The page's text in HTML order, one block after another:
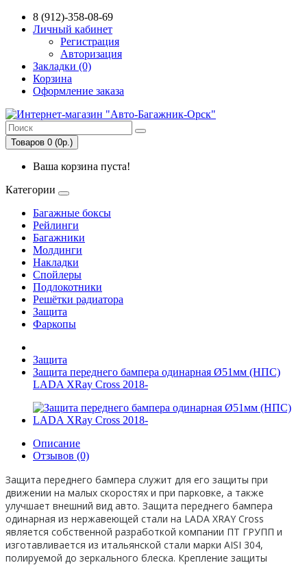
8 (912)-358-08-69
Личный кабинет
Регистрация
Авторизация
Закладки (0)
Корзина
Оформление заказа
Товаров 0 (0р.)
Ваша корзина пуста!
Категории
Багажные боксы
Рейлинги
Багажники
Молдинги
Накладки
Спойлеры
Подлокотники
Решётки радиатора
Защита
Фаркопы
Защита
Защита переднего бампера одинарная Ø51мм (НПС)
LADA XRay Cross 2018-
Описание
Отзывов (0)
Защита переднего бампера служит для его защиты при
движении на малых скоростях и при парковке, а также
улучшает внешний вид авто. Защита переднего бампера
одинарная из нержавеющей стали на LADA XRAY Cross
является собственной разработкой компании ПТ ГРУПП и
изготавливается из итальянской стали марки AISI 304,
полируемой до зеркального блеска. Крепление защиты